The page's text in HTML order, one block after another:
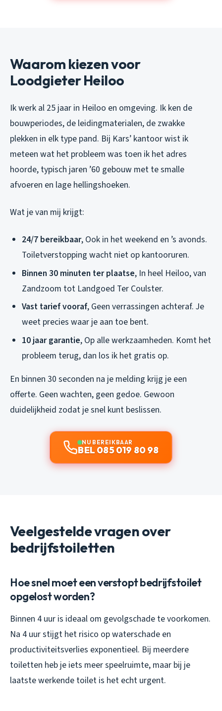
Waarom kiezen voor
Loodgieter Heiloo
Ik werk al 25 jaar in Heiloo en omgeving. Ik ken de
bouwperiodes, de leidingmaterialen, de zwakke
plekken in elk type pand. Bij Kars’ kantoor wist ik
meteen wat het probleem was toen ik het adres
hoorde, typisch jaren ’60 gebouw met te smalle
afvoeren en lage hellingshoeken.
Wat je van mij krijgt:
24/7 bereikbaar, Ook in het weekend en ’s avonds.
Toiletverstopping wacht niet op kantooruren.
Binnen 30 minuten ter plaatse, In heel Heiloo, van
Zandzoom tot Landgoed Ter Coulster.
Vast tarief vooraf, Geen verrassingen achteraf. Je
weet precies waar je aan toe bent.
10 jaar garantie, Op alle werkzaamheden. Komt het
probleem terug, dan los ik het gratis op.
En binnen 30 seconden na je melding krijg je een
offerte. Geen wachten, geen gedoe. Gewoon
duidelijkheid zodat je snel kunt beslissen.
NU BEREIKBAAR
BEL 085 019 80 98
Veelgestelde vragen over
bedrijfstoiletten
Hoe snel moet een verstopt bedrijfstoilet
opgelost worden?
Binnen 4 uur is ideaal om gevolgschade te voorkomen.
Na 4 uur stijgt het risico op waterschade en
productiviteitsverlies exponentieel. Bij meerdere
toiletten heb je iets meer speelruimte, maar bij je
laatste werkende toilet is het echt urgent.